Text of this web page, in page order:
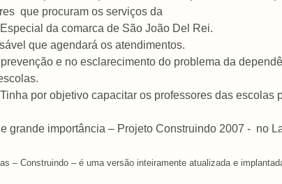
que procuram os serviços da
da comarca de São João Del Rei.
que agendará os atendimentos.
e no esclarecimento do problema da
por objetivo capacitar os professores das escolas
grande importância – Projeto Construindo 2007 - no
– Construindo – é uma versão inteiramente atualizada e